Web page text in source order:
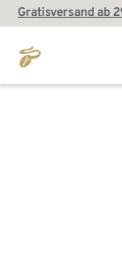
Gratisversand ab